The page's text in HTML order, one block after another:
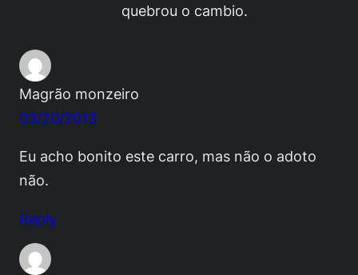
quebrou o cambio.
Magrão monzeiro
03/20/2013
Eu acho bonito este carro, mas não o adoto
não.
Reply